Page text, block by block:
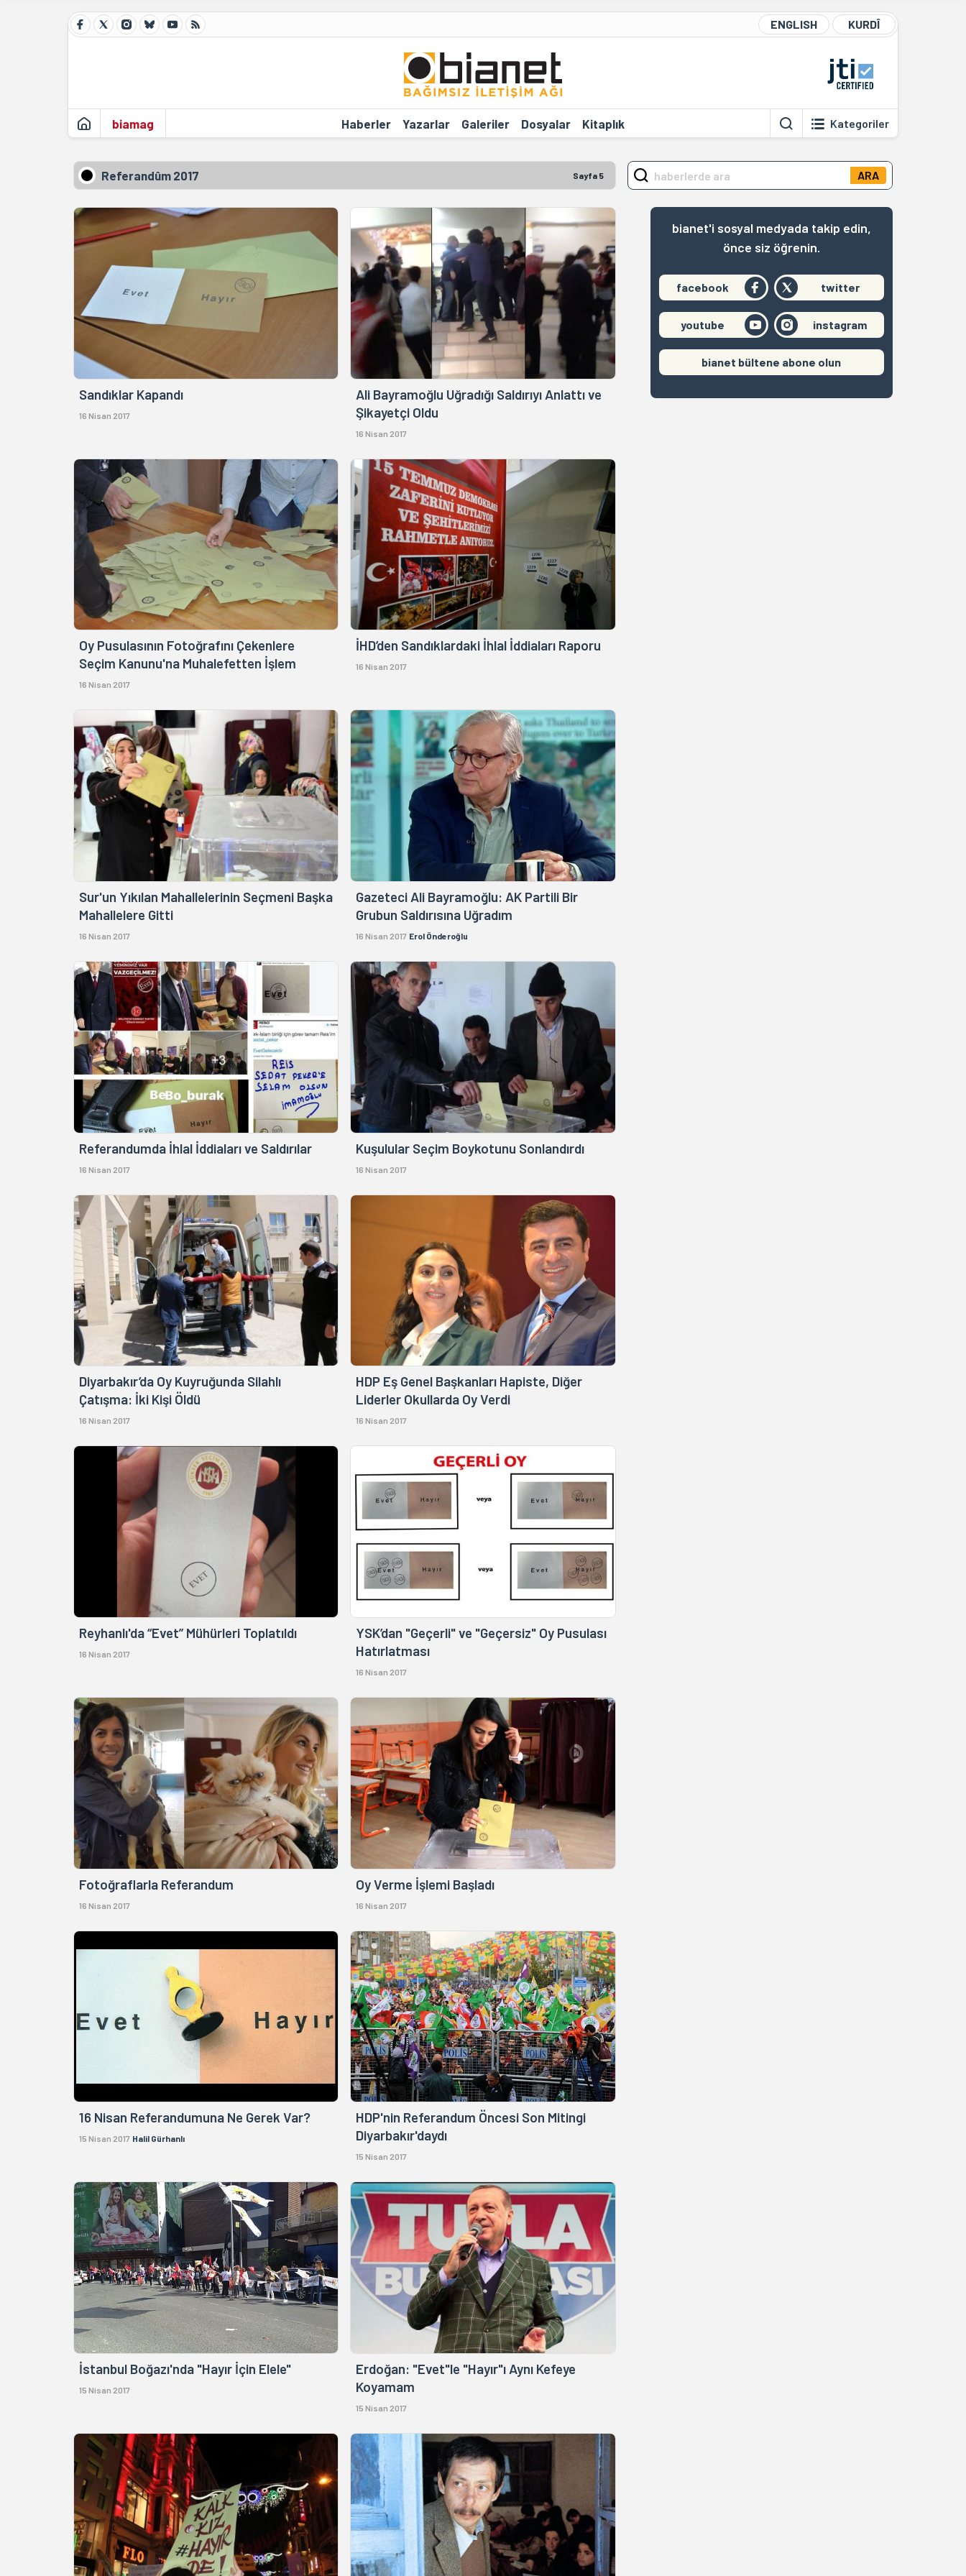
ENGLISH KURDÎ
biamag Haberler Yazarlar Galeriler Dosyalar Kitaplık Kategoriler
Referandûm 2017 Sayfa 5
Sandıklar Kapandı
16 Nisan 2017
Ali Bayramoğlu Uğradığı Saldırıyı Anlattı ve
Şikayetçi Oldu
16 Nisan 2017
Oy Pusulasının Fotoğrafını Çekenlere
Seçim Kanunu'na Muhalefetten İşlem
16 Nisan 2017
İHD’den Sandıklardaki İhlal İddiaları Raporu
16 Nisan 2017
Sur'un Yıkılan Mahallelerinin Seçmeni Başka
Mahallelere Gitti
16 Nisan 2017
Gazeteci Ali Bayramoğlu: AK Partili Bir
Grubun Saldırısına Uğradım
16 Nisan 2017 Erol Önderoğlu
Referandumda İhlal İddiaları ve Saldırılar
16 Nisan 2017
Kuşulular Seçim Boykotunu Sonlandırdı
16 Nisan 2017
Diyarbakır’da Oy Kuyruğunda Silahlı
Çatışma: İki Kişi Öldü
16 Nisan 2017
HDP Eş Genel Başkanları Hapiste, Diğer
Liderler Okullarda Oy Verdi
16 Nisan 2017
Reyhanlı'da “Evet” Mühürleri Toplatıldı
16 Nisan 2017
YSK’dan "Geçerli" ve "Geçersiz" Oy Pusulası
Hatırlatması
16 Nisan 2017
Fotoğraflarla Referandum
16 Nisan 2017
Oy Verme İşlemi Başladı
16 Nisan 2017
16 Nisan Referandumuna Ne Gerek Var?
15 Nisan 2017 Halil Gürhanlı
HDP'nin Referandum Öncesi Son Mitingi
Diyarbakır'daydı
15 Nisan 2017
İstanbul Boğazı'nda "Hayır İçin Elele"
15 Nisan 2017
Erdoğan: "Evet"le "Hayır"ı Aynı Kefeye
Koyamam
15 Nisan 2017
ARA
bianet'i sosyal medyada takip edin,
önce siz öğrenin.
facebook twitter
youtube instagram
bianet bültene abone olun